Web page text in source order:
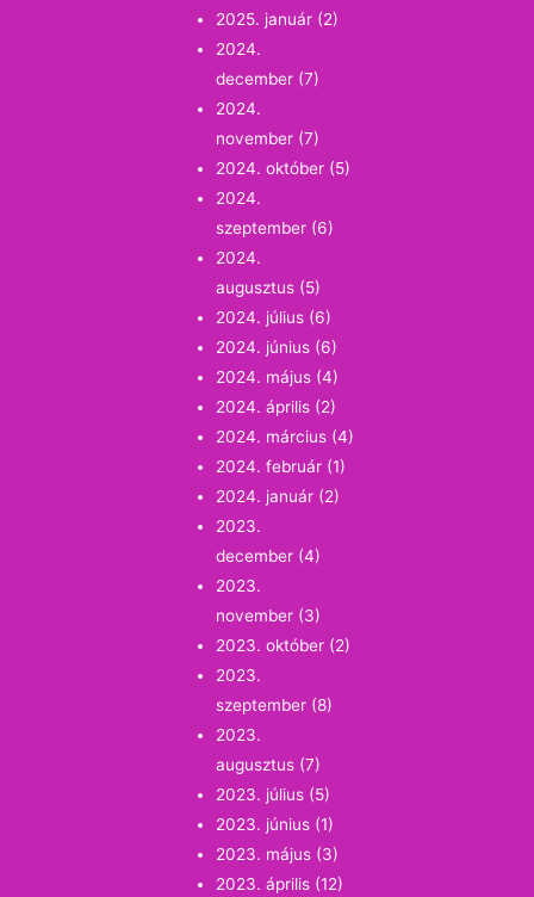
2025. január (2)
2024.
december (7)
2024.
november (7)
2024. október (5)
2024.
szeptember (6)
2024.
augusztus (5)
2024. július (6)
2024. június (6)
2024. május (4)
2024. április (2)
2024. március (4)
2024. február (1)
2024. január (2)
2023.
december (4)
2023.
november (3)
2023. október (2)
2023.
szeptember (8)
2023.
augusztus (7)
2023. július (5)
2023. június (1)
2023. május (3)
2023. április (12)